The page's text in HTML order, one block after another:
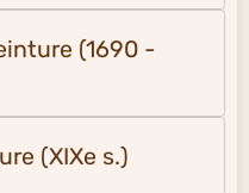
(1690 -
(XIXe s.)